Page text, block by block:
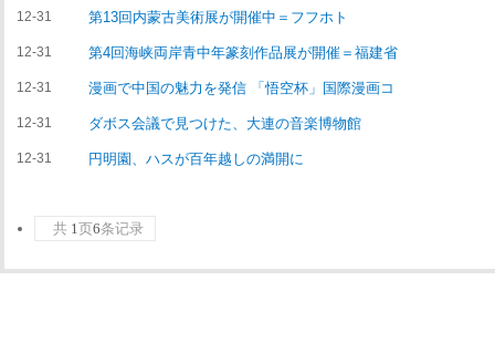
12-31 第13回内蒙古美術展が開催中＝フフホト
12-31 第4回海峡両岸青中年篆刻作品展が開催＝福建省
12-31 漫画で中国の魅力を発信 「悟空杯」国際漫画コ
12-31 ダボス会議で見つけた、大連の音楽博物館
12-31 円明園、ハスが百年越しの満開に
共 1页6条记录